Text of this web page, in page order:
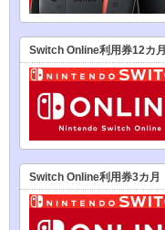
Switch Online利用券12カ月
Switch Online利用券3カ月